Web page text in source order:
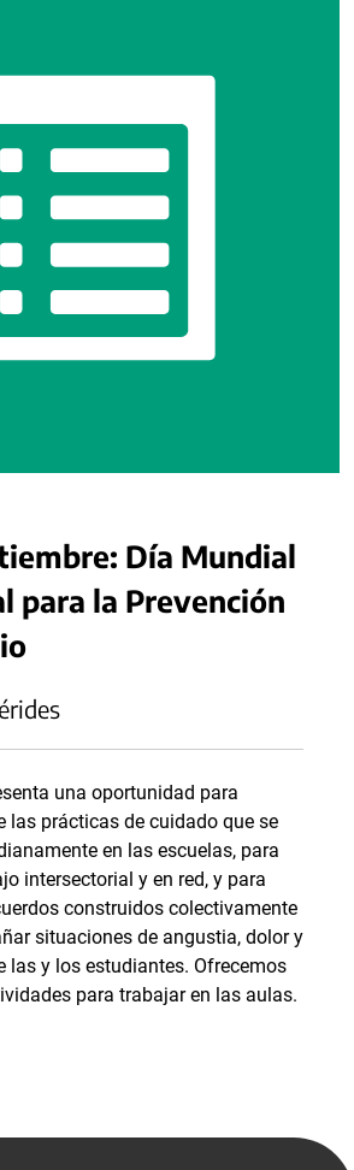
Día Mundial
para la Prevención
una oportunidad para
las prácticas de cuidado que se
en las escuelas, para
intersectorial y en red, y para
construidos colectivamente
situaciones de angustia, dolor y
las y los estudiantes. Ofrecemos
para trabajar en las aulas.